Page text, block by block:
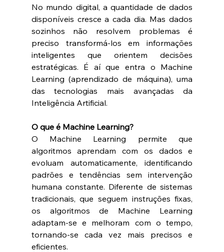
No mundo digital, a quantidade de dados
disponíveis cresce a cada dia. Mas dados
sozinhos não resolvem problemas é
preciso transformá-los em informações
inteligentes que orientem decisões
estratégicas. É aí que entra o Machine
Learning (aprendizado de máquina), uma
das tecnologias mais avançadas da
Inteligência Artificial.
O que é Machine Learning?
O Machine Learning permite que
algoritmos aprendam com os dados e
evoluam automaticamente, identificando
padrões e tendências sem intervenção
humana constante. Diferente de sistemas
tradicionais, que seguem instruções fixas,
os algoritmos de Machine Learning
adaptam-se e melhoram com o tempo,
tornando-se cada vez mais precisos e
eficientes.